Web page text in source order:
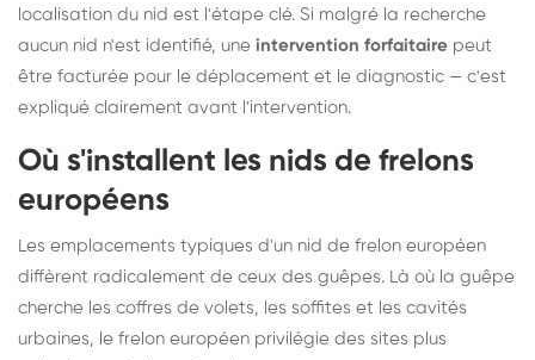
localisation du nid est l'étape clé. Si malgré la recherche
aucun nid n'est identifié, une intervention forfaitaire peut
être facturée pour le déplacement et le diagnostic — c'est
expliqué clairement avant l'intervention.
Où s'installent les nids de frelons
européens
Les emplacements typiques d'un nid de frelon européen
diffèrent radicalement de ceux des guêpes. Là où la guêpe
cherche les coffres de volets, les soffites et les cavités
urbaines, le frelon européen privilégie des sites plus